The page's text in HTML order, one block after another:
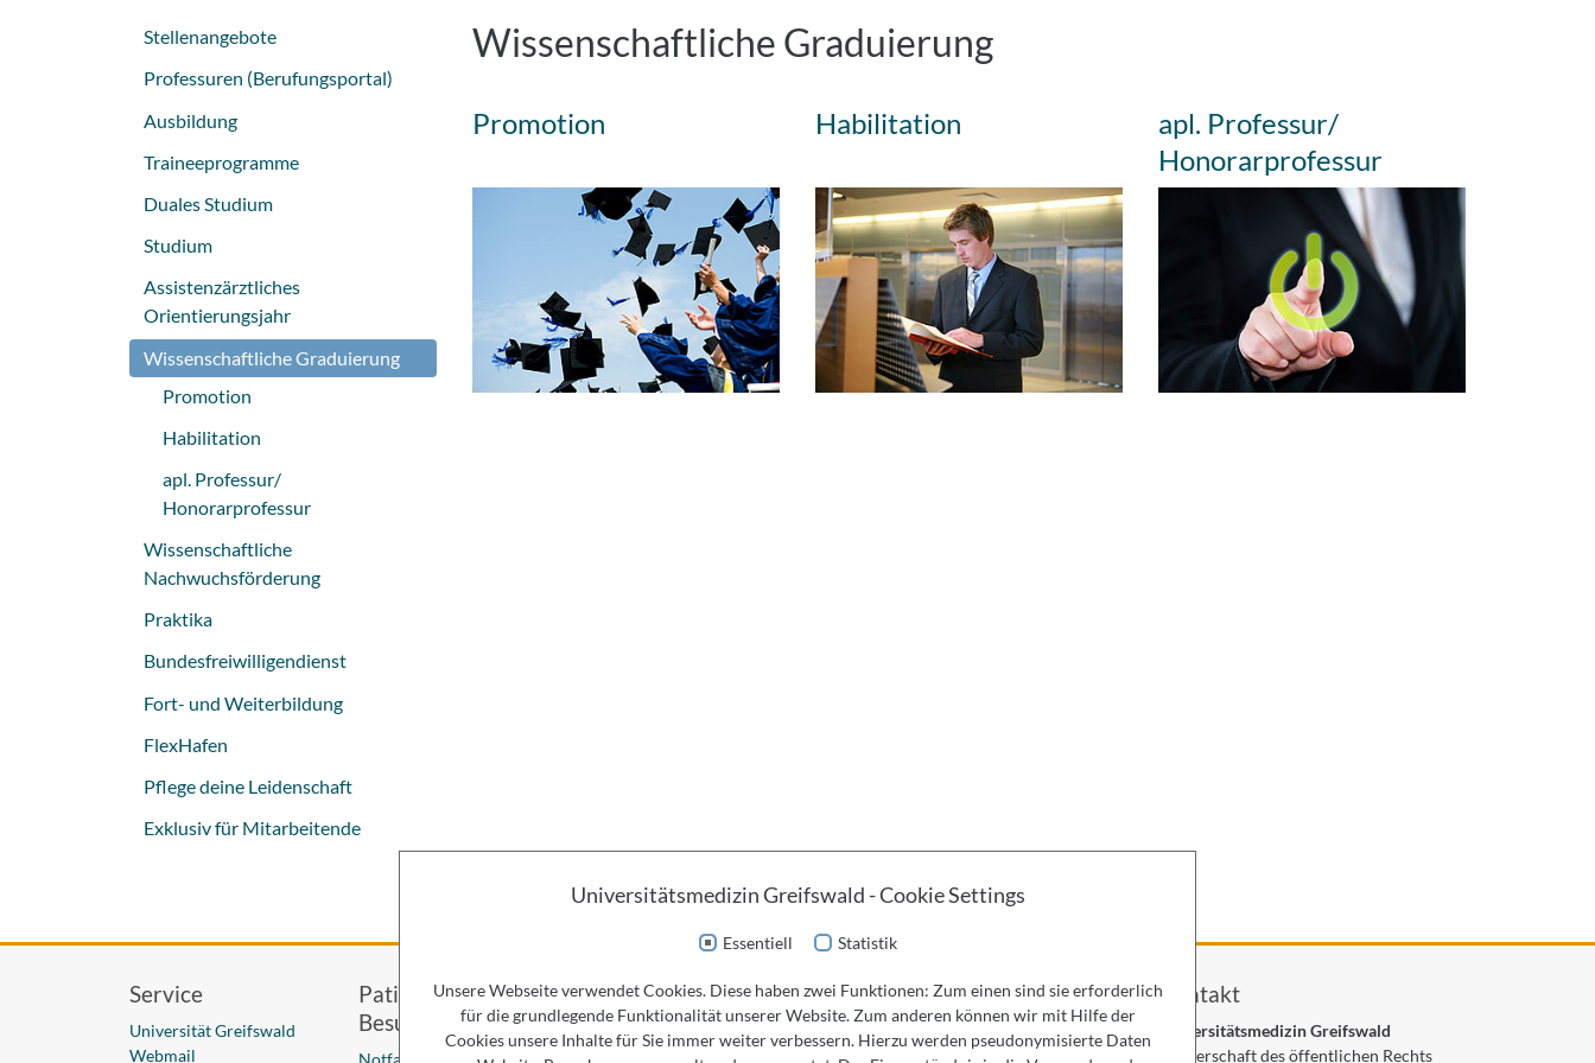
Stellenangebote
Professuren (Berufungsportal)
Ausbildung
Traineeprogramme
Duales Studium
Studium
Assistenzärztliches
Orientierungsjahr
Wissenschaftliche Graduierung
Promotion
Habilitation
apl. Professur/
Honorarprofessur
Wissenschaftliche
Nachwuchsförderung
Praktika
Bundesfreiwilligendienst
Fort- und Weiterbildung
FlexHafen
Pflege deine Leidenschaft
Exklusiv für Mitarbeitende
Wissenschaftliche Graduierung
Promotion Habilitation
apl. Professur/
Honorarprofessur
Service
Universität Greifswald
Webmail
Patienten &
Besucher
Karriere
Stellenangebote
Ausbildung
Social Media Kontakt
Universitätsmedizin Greifswald
Körperschaft des öffentlichen Rechts
Universitätsmedizin Greifswald - Cookie Settings
Essentiell Statistik
Unsere Webseite verwendet Cookies. Diese haben zwei Funktionen: Zum einen sind sie erforderlich
für die grundlegende Funktionalität unserer Website. Zum anderen können wir mit Hilfe der
Cookies unsere Inhalte für Sie immer weiter verbessern. Hierzu werden pseudonymisierte Daten